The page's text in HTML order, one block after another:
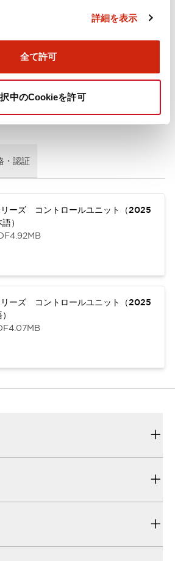
詳細を表示
全て許可
中のCookieを許可
ァイル
・認証
ーズ コントロールユニット（2025
）
4.92MB
ーズ コントロールユニット（2025
4.07MB